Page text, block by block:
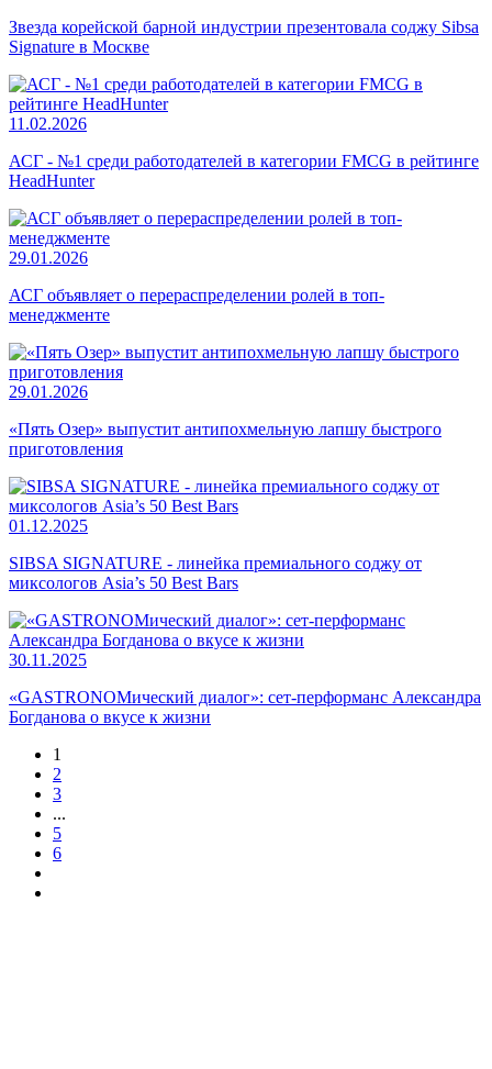
Звезда корейской барной индустрии презентовала соджу Sibsa
Signature в Москве
11.02.2026
АСГ - №1 среди работодателей в категории FMCG в рейтинге
HeadHunter
29.01.2026
АСГ объявляет о перераспределении ролей в топ-
менеджменте
29.01.2026
«Пять Озер» выпустит антипохмельную лапшу быстрого
приготовления
01.12.2025
SIBSA SIGNATURE - линейка премиального соджу от
миксологов Asia’s 50 Best Bars
30.11.2025
«GASTRONOMический диалог»: сет-перформанс Александра
Богданова о вкусе к жизни
1
2
3
...
5
6